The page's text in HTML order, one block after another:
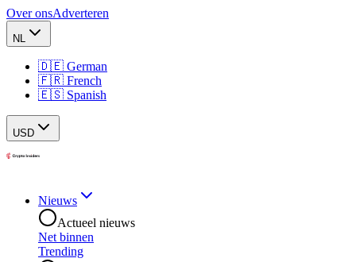
Over onsAdverteren
NL
🇩🇪 German
🇫🇷 French
🇪🇸 Spanish
USD
Nieuws
Actueel nieuws
Net binnen
Trending